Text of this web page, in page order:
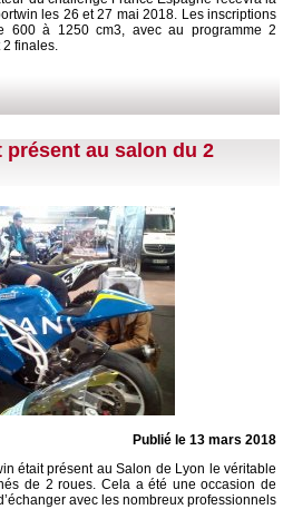
les 26 et 27 mai 2018. Les inscriptions
600 à 1250 cm3, avec au programme 2
2 finales.
au salon du 2
Publié le 13 mars 2018
était présent au Salon de Lyon le véritable
de 2 roues. Cela a été une occasion de
avec les nombreux professionnels